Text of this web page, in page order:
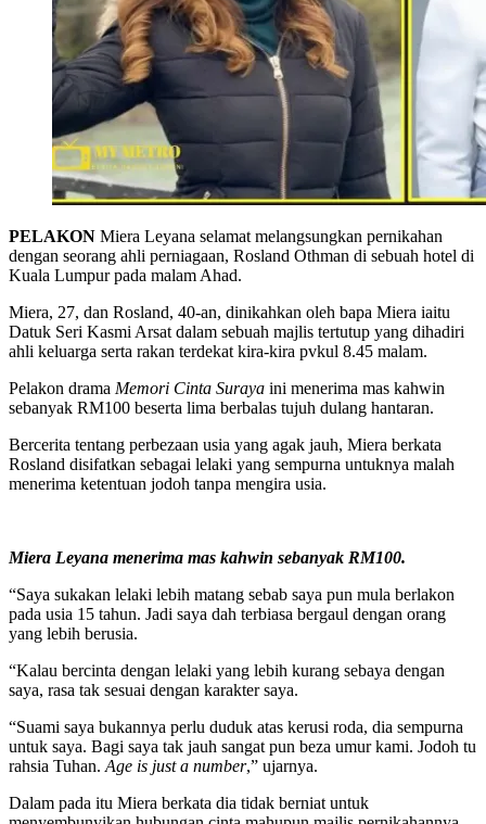
PELAKON Miera Leyana selamat melangsungkan pernikahan
dengan seorang ahli perniagaan, Rosland Othman di sebuah hotel di
Kuala Lumpur pada malam Ahad.
Miera, 27, dan Rosland, 40-an, dinikahkan oleh bapa Miera iaitu
Datuk Seri Kasmi Arsat dalam sebuah majlis tertutup yang dihadiri
ahli keluarga serta rakan terdekat kira-kira pvkul 8.45 malam.
Pelakon drama Memori Cinta Suraya ini menerima mas kahwin
sebanyak RM100 beserta lima berbalas tujuh dulang hantaran.
Bercerita tentang perbezaan usia yang agak jauh, Miera berkata
Rosland disifatkan sebagai lelaki yang sempurna untuknya malah
menerima ketentuan jodoh tanpa mengira usia.
Miera Leyana menerima mas kahwin sebanyak RM100.
“Saya sukakan lelaki lebih matang sebab saya pun mula berlakon
pada usia 15 tahun. Jadi saya dah terbiasa bergaul dengan orang
yang lebih berusia.
“Kalau bercinta dengan lelaki yang lebih kurang sebaya dengan
saya, rasa tak sesuai dengan karakter saya.
“Suami saya bukannya perlu duduk atas kerusi roda, dia sempurna
untuk saya. Bagi saya tak jauh sangat pun beza umur kami. Jodoh tu
rahsia Tuhan. Age is just a number,” ujarnya.
Dalam pada itu Miera berkata dia tidak berniat untuk